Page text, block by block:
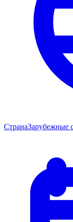
СтранаЗарубежные